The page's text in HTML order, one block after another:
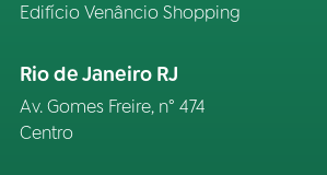
Edifício Venâncio Shopping
Rio de Janeiro RJ
Av. Gomes Freire, n° 474
Centro